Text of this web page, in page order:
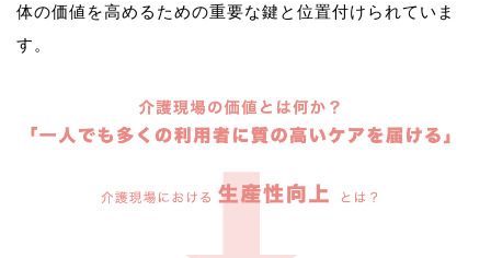
体の価値を高めるための重要な鍵と位置付けられていま